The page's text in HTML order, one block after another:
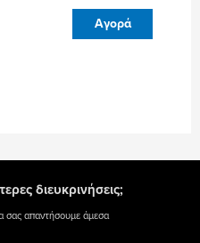
Αγορά
διευκρινήσεις;
σας απαντήσουμε άμεσα